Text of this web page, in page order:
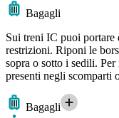
Bagagli
Sui treni IC puoi portare
restrizioni. Riponi le
sopra o sotto i sedili.
presenti negli scomparti
Bagagli